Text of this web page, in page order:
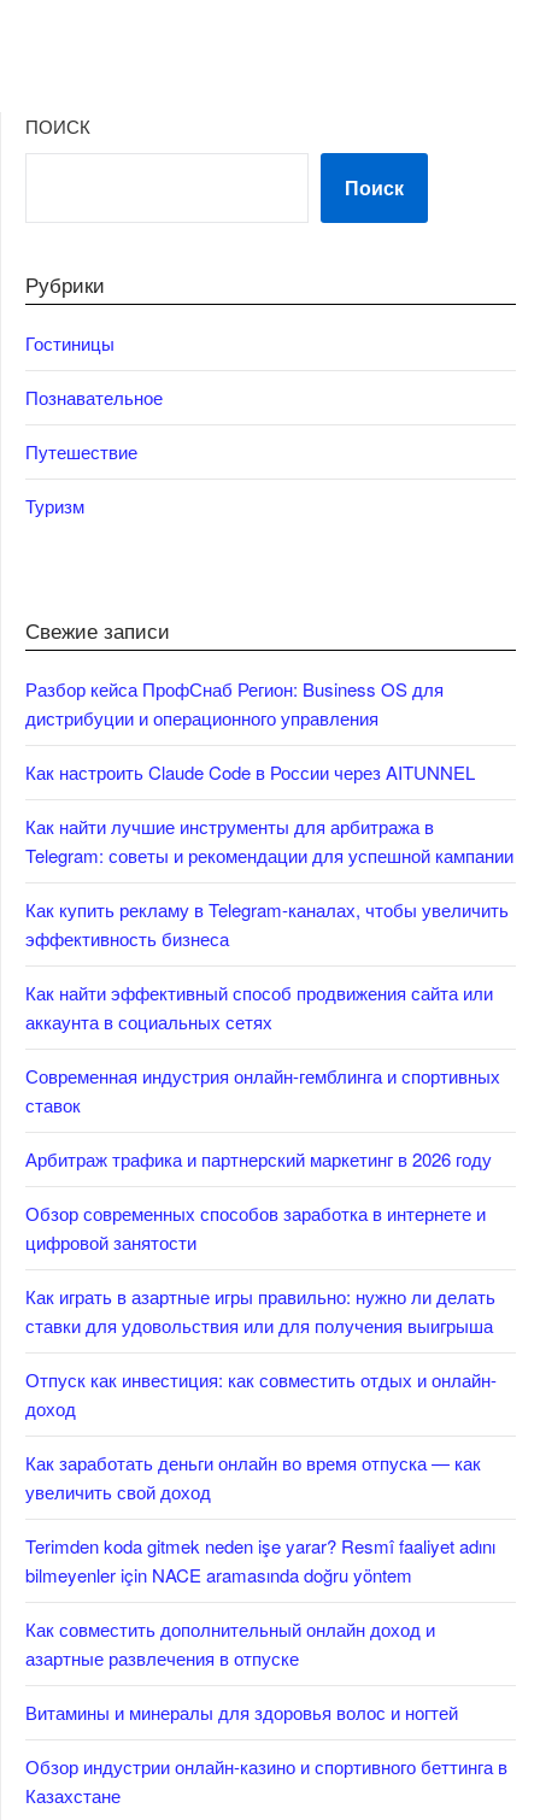
ПОИСК
Поиск
Рубрики
Гостиницы
Познавательное
Путешествие
Туризм
Свежие записи
Разбор кейса ПрофСнаб Регион: Business OS для
дистрибуции и операционного управления
Как настроить Claude Code в России через AITUNNEL
Как найти лучшие инструменты для арбитража в
Telegram: советы и рекомендации для успешной кампании
Как купить рекламу в Telegram-каналах, чтобы увеличить
эффективность бизнеса
Как найти эффективный способ продвижения сайта или
аккаунта в социальных сетях
Современная индустрия онлайн-гемблинга и спортивных
ставок
Арбитраж трафика и партнерский маркетинг в 2026 году
Обзор современных способов заработка в интернете и
цифровой занятости
Как играть в азартные игры правильно: нужно ли делать
ставки для удовольствия или для получения выигрыша
Отпуск как инвестиция: как совместить отдых и онлайн-
доход
Как заработать деньги онлайн во время отпуска — как
увеличить свой доход
Terimden koda gitmek neden işe yarar? Resmî faaliyet adını
bilmeyenler için NACE aramasında doğru yöntem
Как совместить дополнительный онлайн доход и
азартные развлечения в отпуске
Витамины и минералы для здоровья волос и ногтей
Обзор индустрии онлайн-казино и спортивного беттинга в
Казахстане